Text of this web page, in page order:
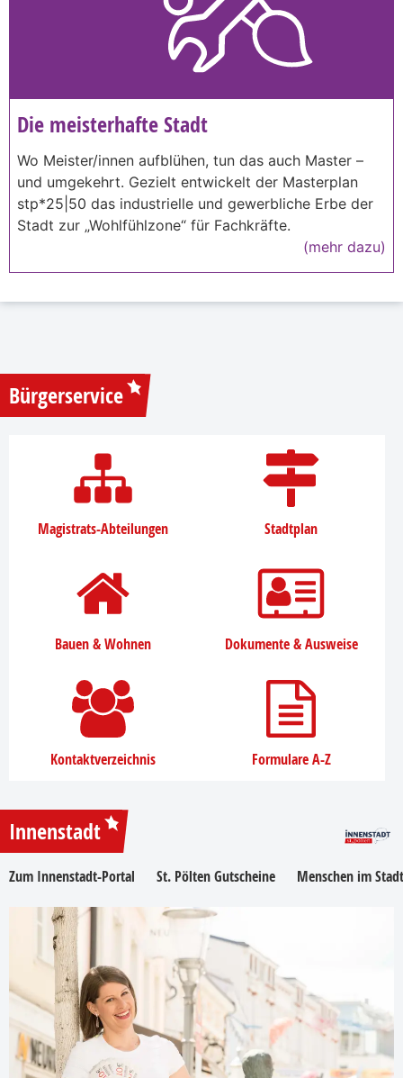
Die meisterhafte Stadt
Wo Meister/innen aufblühen, tun das auch Master –
und umgekehrt. Gezielt entwickelt der Masterplan
stp*25|50 das industrielle und gewerbliche Erbe der
Stadt zur „Wohlfühlzone“ für Fachkräfte.
(mehr dazu)
Bürgerservice
Magistrats-Abteilungen Stadtplan
Bauen & Wohnen Dokumente & Ausweise
Kontaktverzeichnis Formulare A-Z
Innenstadt
Zum Innenstadt-Portal St. Pölten Gutscheine Menschen im